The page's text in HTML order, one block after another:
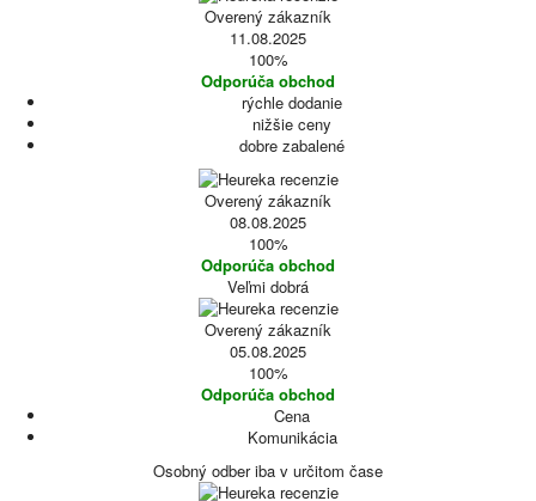
Overený zákazník
11.08.2025
100%
Odporúča obchod
rýchle dodanie
nižšie ceny
dobre zabalené
Overený zákazník
08.08.2025
100%
Odporúča obchod
Veľmi dobrá
Overený zákazník
05.08.2025
100%
Odporúča obchod
Cena
Komunikácia
Osobný odber iba v určitom čase